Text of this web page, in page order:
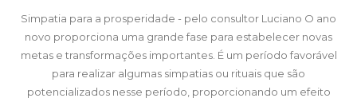
Simpatia para a prosperidade - pelo consultor Luciano O ano
novo proporciona uma grande fase para estabelecer novas
metas e transformações importantes. É um período favorável
para realizar algumas simpatias ou rituais que são
potencializados nesse período, proporcionando um efeito